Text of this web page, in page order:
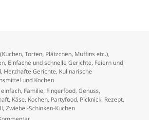
Schinken-Kuchen mit Käse
Torten, Plätzchen, Muffins etc.),
, Einfache und schnelle Gerichte, Feiern und
, Herzhafte Gerichte, Kulinarische
und Kochen
einfach, Familie, Fingerfood,Genuss,
, Käse, Kochen, Partyfood, Picknick, Rezept,
,Zwiebel-Schinken-Kuchen